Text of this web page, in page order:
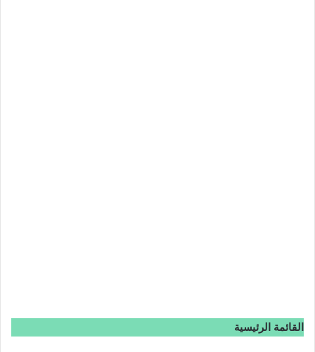
القائمة الرئيسية